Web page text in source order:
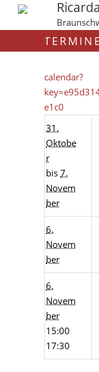
TERMINE
calendar?
e1c0
31.
Oktobe
r
bis 7.
Novem
ber
6.
Novem
ber
6.
Novem
ber
15:00
17:30